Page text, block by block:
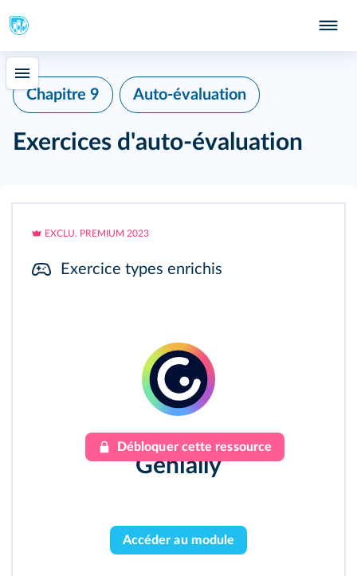
Chapitre 9 Auto-évaluation
Exercices d'auto-évaluation
EXCLU. PREMIUM 2023
Exercice types enrichis
Genially
Accéder au module
Débloquer cette ressource